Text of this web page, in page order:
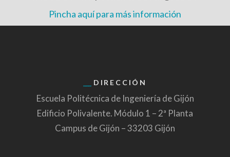
Pincha aquí para más información
DIRECCIÓN
Escuela Politécnica de Ingeniería de Gijón
Edificio Polivalente. Módulo 1 – 2ª Planta
Campus de Gijón – 33203 Gijón